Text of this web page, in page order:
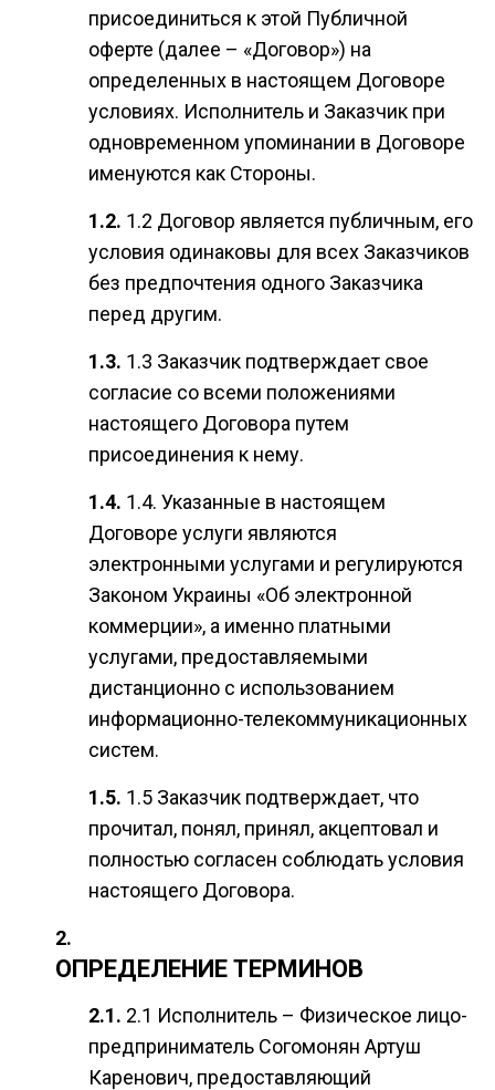
присоединиться к этой Публичной
оферте (далее – «Договор») на
определенных в настоящем Договоре
условиях. Исполнитель и Заказчик при
одновременном упоминании в Договоре
именуются как Стороны.
1.2 Договор является публичным, его
условия одинаковы для всех Заказчиков
без предпочтения одного Заказчика
перед другим.
1.3 Заказчик подтверждает свое
согласие со всеми положениями
настоящего Договора путем
присоединения к нему.
1.4. Указанные в настоящем
Договоре услуги являются
электронными услугами и регулируются
Законом Украины «Об электронной
коммерции», а именно платными
услугами, предоставляемыми
дистанционно с использованием
информационно-телекоммуникационных
систем.
1.5 Заказчик подтверждает, что
прочитал, понял, принял, акцептовал и
полностью согласен соблюдать условия
настоящего Договора.
ОПРЕДЕЛЕНИЕ ТЕРМИНОВ
2.1 Исполнитель – Физическое лицо-
предприниматель Согомонян Артуш
Каренович, предоставляющий